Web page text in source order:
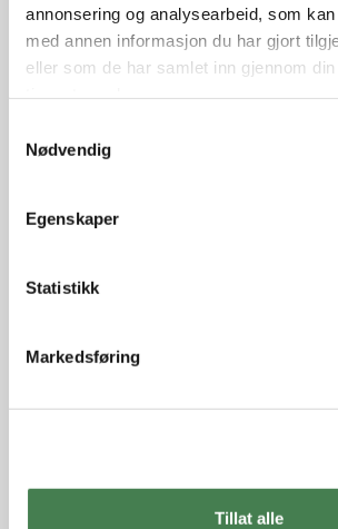
annonsering og analysearbeid, som
med annen informasjon du har gjort
eller som de har samlet inn gjennom
Nødvendig
Egenskaper
Statistikk
Markedsføring
Tillat alle